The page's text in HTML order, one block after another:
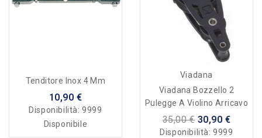
Tenditore Inox 4 Mm
10,90 €
Disponibilità:9999
Disponibile
Viadana
Viadana Bozzello 2
Pulegge A Violino Arricavo
35,00 € 30,90 €
Disponibilità:9999